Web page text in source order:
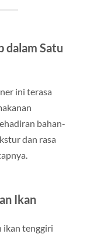
dalam Satu
ini terasa
bahan-
dan rasa
Ikan
ikan tenggiri